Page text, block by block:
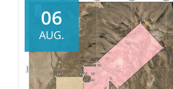
News
–
First
Phosphate
und
06
AUG.